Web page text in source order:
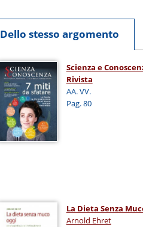
Dello stesso argomento
Scienza e
Rivista
AA. VV.
Pag. 80
La Dieta Senza
Arnold Ehret